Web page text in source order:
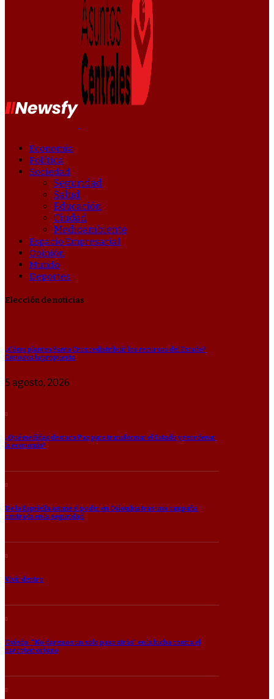
Economía
Política
Sociedad
Seguridad
Salud
Educación
Ciudad
Medioambiente
Espacio Empresarial
Opinión
Mundo
Deportes
Elección de noticias
¿Cómo plantea Santa Cruz redistribuir los recursos del Estado?
Conozca la propuesta
5 agosto, 2026
¿Qué medidas destaca Paz para transformar el Estado y reordenar
la economía?
De la Espriella asume el poder en Colombia tras una campaña
centrada en la seguridad
Vivir dentro
Oviedo: “No daremos un solo paso atrás” en la lucha contra el
narcoterrorismo